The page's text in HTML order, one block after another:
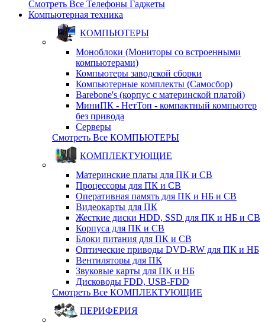
Смотреть Все Телефоны Гаджеты
Компьютерная техника
КОМПЬЮТЕРЫ
Моноблоки (Мониторы со встроенными
компьютерами)
Компьютеры заводской сборки
Компьютерные комплекты (Самосбор)
Barebone's (корпус с материнской платой)
МиниПК - НетТоп - компактный компьютер
без привода
Серверы
Смотреть Все КОМПЬЮТЕРЫ
КОМПЛЕКТУЮЩИЕ
Материнские платы для ПК и СВ
Процессоры для ПК и СВ
Оперативная память для ПК и НБ и СВ
Видеокарты для ПК
Жесткие диски HDD, SSD для ПК и НБ и СВ
Корпуса для ПК и СВ
Блоки питания для ПК и СВ
Оптические приводы DVD-RW для ПК и НБ
Вентиляторы для ПК
Звуковые карты для ПК и НБ
Дисководы FDD, USB-FDD
Смотреть Все КОМПЛЕКТУЮЩИЕ
ПЕРИФЕРИЯ